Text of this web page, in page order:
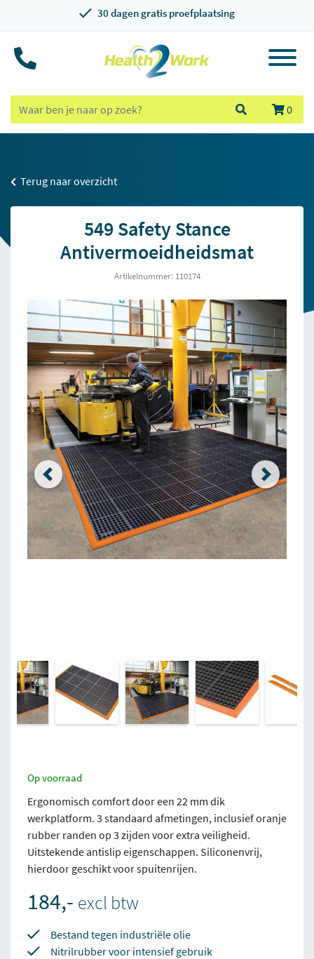
30 dagen gratis proefplaatsing
0
Terug naar overzicht
549 Safety Stance
Antivermoeidheidsmat
Artikelnummer: 110174
Op voorraad
Ergonomisch comfort door een 22 mm dik
werkplatform. 3 standaard afmetingen, inclusief oranje
rubber randen op 3 zijden voor extra veiligheid.
Uitstekende antislip eigenschappen. Siliconenvrij,
hierdoor geschikt voor spuitenrijen.
184,- excl btw
Bestand tegen industriële olie
Nitrilrubber voor intensief gebruik